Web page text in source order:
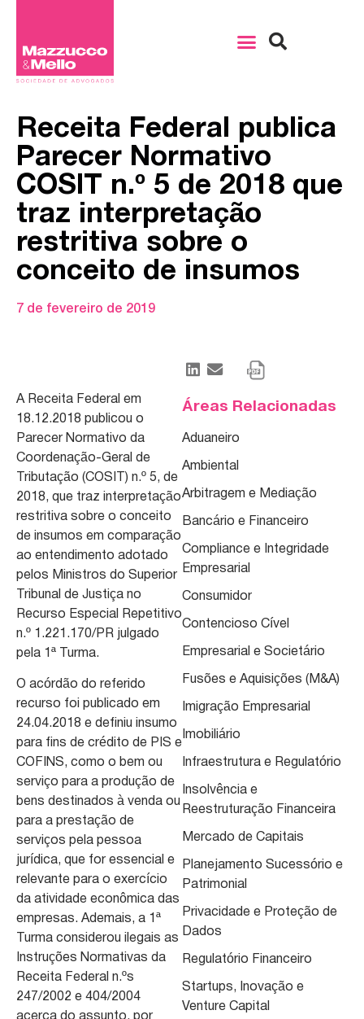
Receita Federal publica
Parecer Normativo
COSIT n.º 5 de 2018 que
traz interpretação
restritiva sobre o
conceito de insumos
7 de fevereiro de 2019
A Receita Federal em
18.12.2018 publicou o
Parecer Normativo da
Coordenação-Geral de
Tributação (COSIT) n.º 5, de
2018, que traz interpretação
restritiva sobre o conceito
de insumos em comparação
ao entendimento adotado
pelos Ministros do Superior
Tribunal de Justiça no
Recurso Especial Repetitivo
n.º 1.221.170/PR julgado
pela 1ª Turma.
O acórdão do referido
recurso foi publicado em
24.04.2018 e definiu insumo
para fins de crédito de PIS e
COFINS, como o bem ou
serviço para a produção de
bens destinados à venda ou
para a prestação de
serviços pela pessoa
jurídica, que for essencial e
relevante para o exercício
da atividade econômica das
empresas. Ademais, a 1ª
Turma considerou ilegais as
Instruções Normativas da
Receita Federal n.ºs
247/2002 e 404/2004
acerca do assunto, por
Áreas Relacionadas
Aduaneiro
Ambiental
Arbitragem e Mediação
Bancário e Financeiro
Compliance e Integridade
Empresarial
Consumidor
Contencioso Cível
Empresarial e Societário
Fusões e Aquisições (M&A)
Imigração Empresarial
Imobiliário
Infraestrutura e Regulatório
Insolvência e
Reestruturação Financeira
Mercado de Capitais
Planejamento Sucessório e
Patrimonial
Privacidade e Proteção de
Dados
Regulatório Financeiro
Startups, Inovação e
Venture Capital